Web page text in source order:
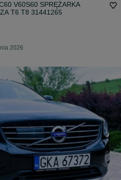
V60S60 SPRĘŻARKA
T6 T8 31441265
2026